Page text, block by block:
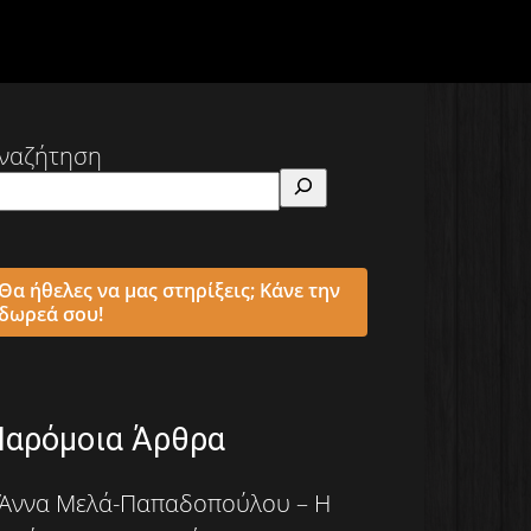
ήθελες να μας στηρίξεις; Κάνε την
σου!
Άρθρα
Μελά-Παπαδοπούλου – Η